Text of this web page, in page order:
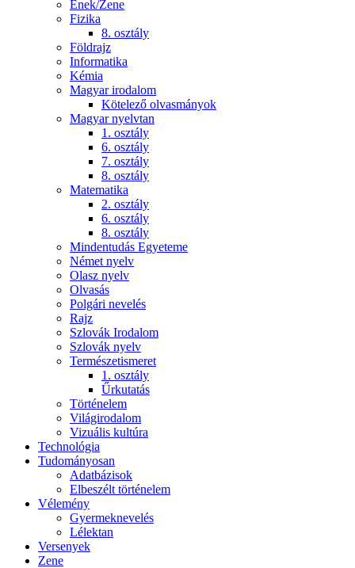
Ének/Zene
Fizika
8. osztály
Földrajz
Informatika
Kémia
Magyar irodalom
Kötelező olvasmányok
Magyar nyelvtan
1. osztály
6. osztály
7. osztály
8. osztály
Matematika
2. osztály
6. osztály
8. osztály
Mindentudás Egyeteme
Német nyelv
Olasz nyelv
Olvasás
Polgári nevelés
Rajz
Szlovák Irodalom
Szlovák nyelv
Természetismeret
1. osztály
Űrkutatás
Történelem
Világirodalom
Vizuális kultúra
Technológia
Tudományosan
Adatbázisok
Elbeszélt történelem
Vélemény
Gyermeknevelés
Lélektan
Versenyek
Zene